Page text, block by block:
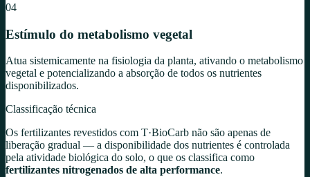
04
Estímulo do metabolismo vegetal
Atua sistemicamente na fisiologia da planta, ativando o metabolismo
vegetal e potencializando a absorção de todos os nutrientes
disponibilizados.
Classificação técnica
Os fertilizantes revestidos com T·BioCarb não são apenas de
liberação gradual — a disponibilidade dos nutrientes é controlada
pela atividade biológica do solo, o que os classifica como
fertilizantes nitrogenados de alta performance.